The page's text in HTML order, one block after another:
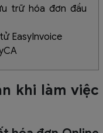
trữ hóa đơn đầu
EasyInvoice
khi làm việc